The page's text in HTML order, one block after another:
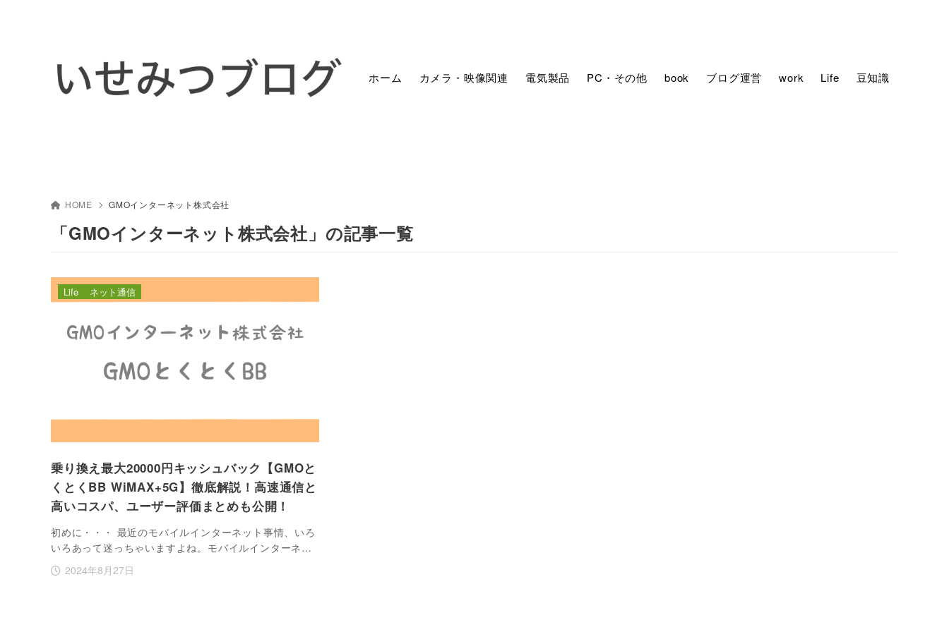
ホーム カメラ・映像関連 電気製品 PC・その他 book ブログ運営 work Life 豆知識
HOME GMOインターネット株式会社
「GMOインターネット株式会社」の記事一覧
乗り換え最大20000円キッシュバック【GMOと
くとくBB WiMAX+5G】徹底解説！高速通信と
高いコスパ、ユーザー評価まとめも公開！
初めに・・・ 最近のモバイルインターネット事情、いろ
いろあって迷っちゃいますよね。モバイルインターネ…
2024年8月27日
Life ネット通信